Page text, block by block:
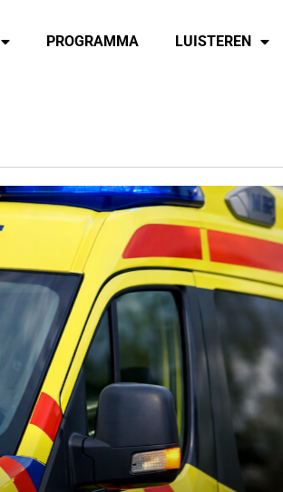
PROGRAMMA LUISTEREN